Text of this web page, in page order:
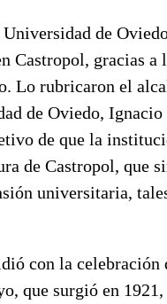
de
Castropol, gracias a
Lo rubricaron el
de Oviedo,
de que la
de Castropol, que
universitaria,
con la celebración
que surgió en